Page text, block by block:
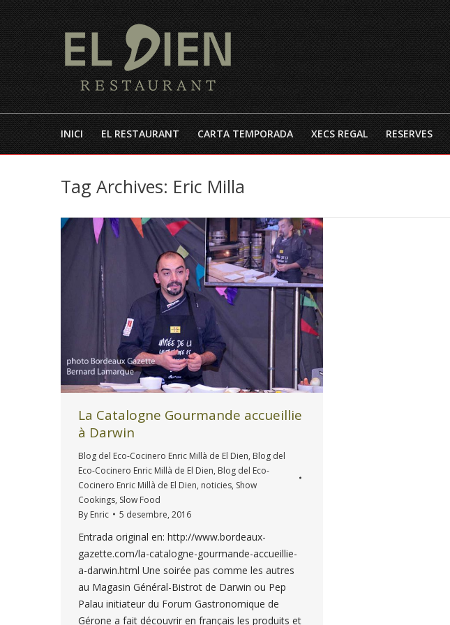
INICI EL RESTAURANT CARTA TEMPORADA XECS REGAL RESERVES
Tag Archives: Eric Milla
La Catalogne Gourmande accueillie
à Darwin
Blog del Eco-Cocinero Enric Millà de El Dien, Blog del
Eco-Cocinero Enric Millà de El Dien, Blog del Eco-
Cocinero Enric Millà de El Dien, noticies, Show
Cookings, Slow Food
By Enric 5 desembre, 2016
Entrada original en: http://www.bordeaux-
gazette.com/la-catalogne-gourmande-accueillie-
a-darwin.html Une soirée pas comme les autres
au Magasin Général-Bistrot de Darwin ou Pep
Palau initiateur du Forum Gastronomique de
Gérone a fait découvrir en français les produits et